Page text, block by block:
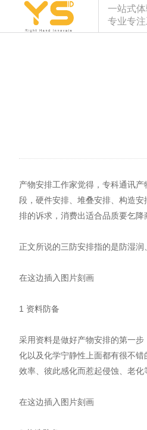
一站式
专业专
产物安排工作家觉得，专科通讯
段，硬件安排、堆叠安排、构造
排的诉求，消费出适合品质要乞降
正文所说的三防安排指的是防湿润
在这边插入图片刻画
1 资料防备
采用资料是做好产物安排的第一
化以及化学宁静性上面都有很不
效率、彼此感化而惹起侵蚀、老化
在这边插入图片刻画